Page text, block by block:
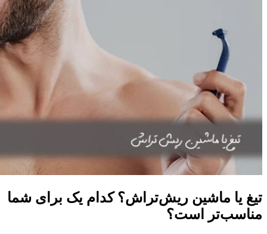
تیغ یا ماشین ریش‌تراش؟ کدام یک برای شما
مناسب‌تر است؟